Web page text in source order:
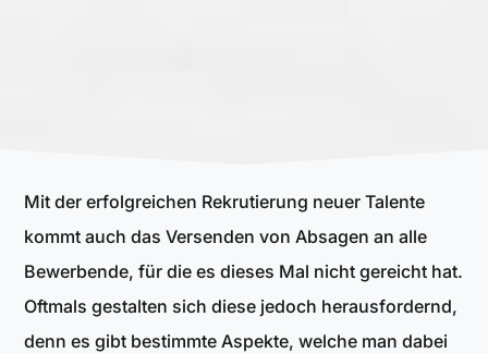
Mit der erfolgreichen Rekrutierung neuer Talente
kommt auch das Versenden von Absagen an alle
Bewerbende, für die es dieses Mal nicht gereicht hat.
Oftmals gestalten sich diese jedoch herausfordernd,
denn es gibt bestimmte Aspekte, welche man dabei